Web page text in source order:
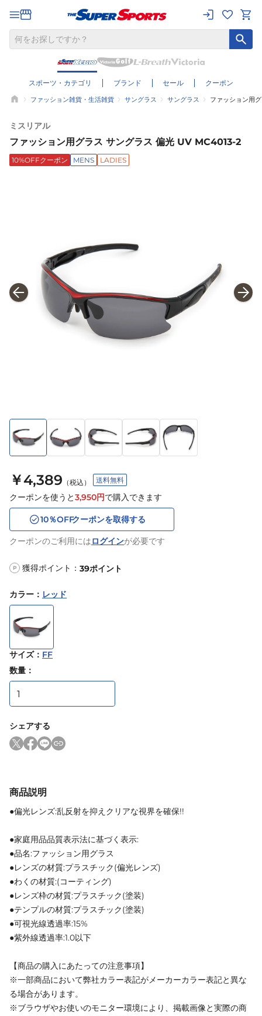
スポーツ・カテゴリ ブランド セール クーポン
ファッション雑貨・生活雑貨 サングラス サングラス ファッション用
ミスリアル
ファッション用グラス サングラス 偏光 UV MC4013-2
10%OFFクーポン MENS LADIES
￥4,389 （税込） 送料無料
クーポンを使うと3,950円で購入できます
10％OFFクーポンを取得する
クーポンのご利用にはログインが必要です
P 獲得ポイント： 39ポイント
カラー ： レッド
サイズ： FF
数量：
シェアする
商品説明
●偏光レンズ:乱反射を抑えクリアな視界を確保!!
●家庭用品品質表示法に基づく表示:
●品名:ファッション用グラス
●レンズの材質:プラスチック(偏光レンズ)
●わくの材質:(コーティング)
●レンズ枠の材質:プラスチック(塗装)
●テンプルの材質:プラスチック(塗装)
●可視光線透過率:15%
●紫外線透過率:1.0以下
【商品の購入にあたっての注意事項】
※一部商品において弊社カラー表記がメーカーカラー表記と異な
る場合があります。
※ブラウザやお使いのモニター環境により、掲載画像と実際の商